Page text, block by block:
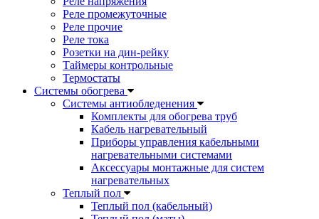
Реле промежуточные
Реле прочие
Реле тока
Розетки на дин-рейку
Таймеры контрольные
Термостаты
Системы обогрева
Системы антиобледенения
Комплекты для обогрева труб
Кабель нагревательный
Приборы управления кабельными
нагревательными системами
Аксессуары монтажные для систем
нагревательных
Теплый пол
Теплый пол (кабельный)